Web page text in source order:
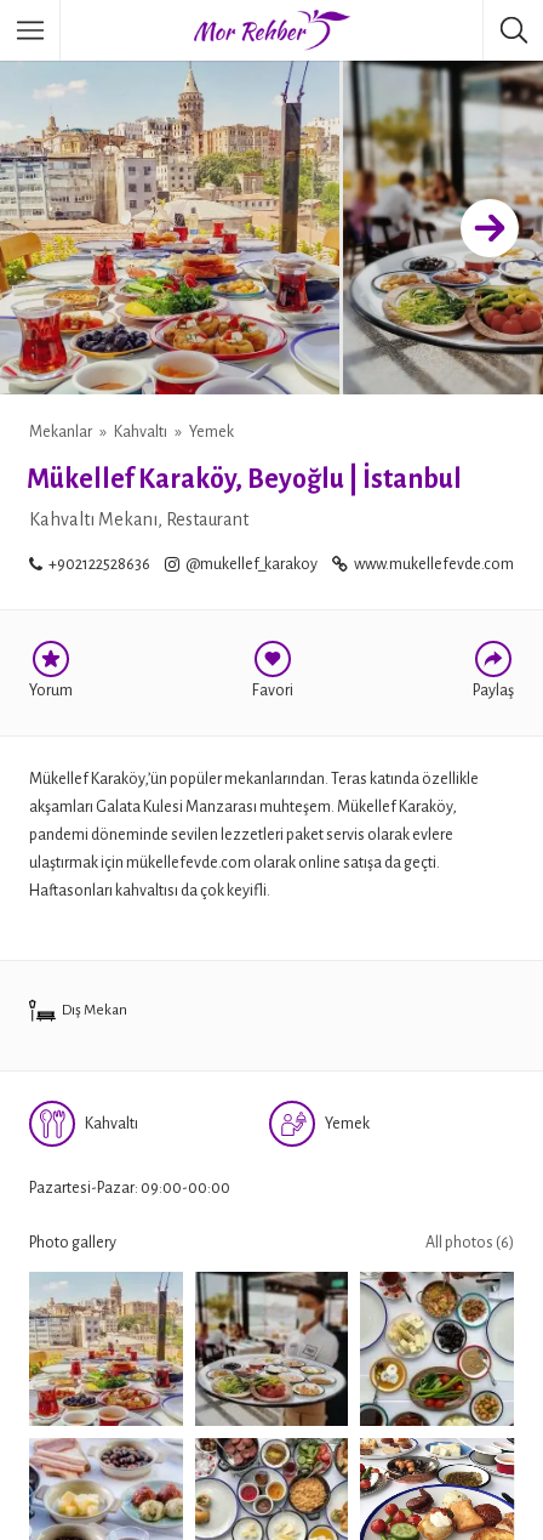
Mekanlar Kahvaltı Yemek
Mükellef Karaköy, Beyoğlu | İstanbul
Kahvaltı Mekanı, Restaurant
+902122528636 @mukellef_karakoy www.mukellefevde.com
Yorum Favori Paylaş
TWITTER
Mükellef Karaköy,’ün popüler mekanlarından. Teras katında özellikle
akşamları Galata Kulesi Manzarası muhteşem. Mükellef Karaköy,
pandemi döneminde sevilen lezzetleri paket servis olarak evlere
ulaştırmak için mükellefevde.com olarak online satışa da geçti.
Haftasonları kahvaltısı da çok keyifli.
Dış Mekan
Kahvaltı Yemek
Pazartesi-Pazar: 09:00-00:00
Photo gallery All photos (6)